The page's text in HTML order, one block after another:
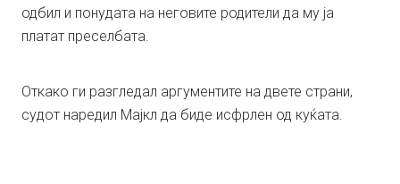
одбил и понудата на неговите родители да му ја
платат преселбата.
Откако ги разгледал аргументите на двете страни,
судот наредил Мајкл да биде исфрлен од куќата.